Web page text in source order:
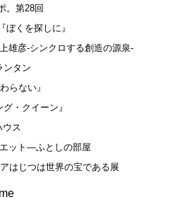
。第28回
ぼくを探しに』
雄彦-シンクロする創造の源泉-
ンタン
らない』
・クイーン』
ス
ット―ふとしの部屋
はじつは世界の宝である展